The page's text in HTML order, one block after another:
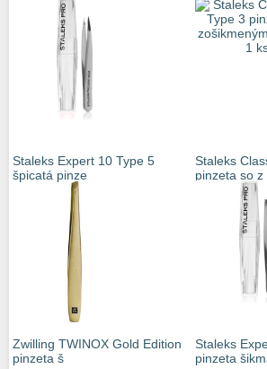
Staleks Expert 10 Type 5
špicatá pinze
Staleks
pinzeta so z
Zwilling TWINOX Gold Edition
pinzeta š
Staleks
pinzeta